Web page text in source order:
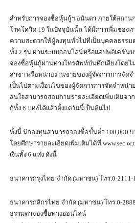
สำหรับการจองซื้อหุ้นกู้ฯ อนันดา ภายใต้สถา
โรคโควิด-19 ในปัจจุบันนั้น ได้มีการเพิ่มช่องท
ความสะดวกให้ผู้ลงทุนทั่วไปที่เป็นบุคคลธรร
ทั้ง 2 รุ่น ผ่านระบบออนไลน์หรือแอปพลิเคชั่น
จองซื้อหุ้นกู้ผ่านทางโทรศัพท์บันทึกเสียงโดยไ
สาขา หรือหน่วยงานขายของผู้จัดการการจัด
เป็นไปตามเงื่อนไขของผู้จัดการการจัดจำหน่
สนใจสามารถสอบถามรายละเอียดเพิ่มเติมจ
กู้ทั้ง 6 แห่งได้แล้วตั้งแต่วันนี้เป็นต้นไป
ทั้งนี้ นักลงทุนสามารถจองซื้อขั้นต่ำ 100,000
โดยศึกษารายละเอียดเพิ่มเติมได้ที่
เงินทั้ง 6 แห่ง ดังนี้
ธนาคารกรุงไทย จำกัด (มหาชน) โทร.0-2111-
ธนาคารกสิกรไทย จำกัด (มหาชน) โทร.0-
ธรรมดาจองซื้อทางออนไลน์